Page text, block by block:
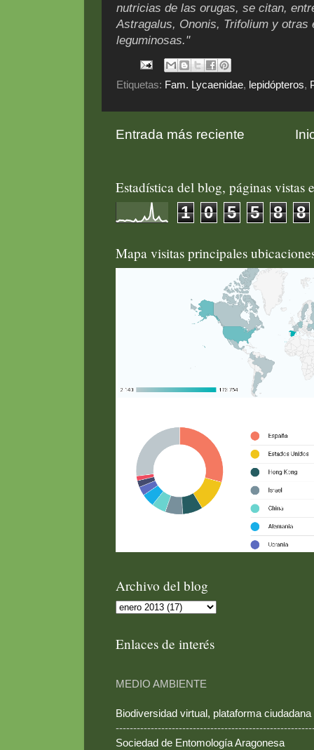
nutricias de las orugas, se citan,
Astragalus, Ononis, Trifolium y otras
leguminosas."
Etiquetas: Fam. Lycaenidae, lepidópteros,
Entrada más reciente
Estadística del blog, páginas vistas
1 0 5 5 8 8
Mapa visitas principales
Archivo del blog
Enlaces de interés
MEDIO AMBIENTE
Biodiversidad virtual, plataforma ciudadana
Sociedad de Entomología Aragonesa